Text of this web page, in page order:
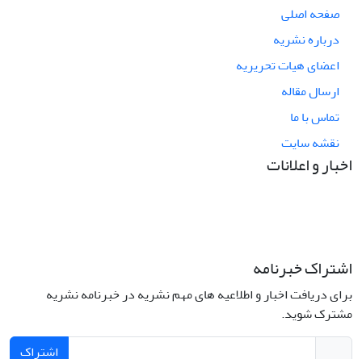
صفحه اصلی
درباره نشریه
اعضای هیات تحریریه
ارسال مقاله
تماس با ما
نقشه سایت
اخبار و اعلانات
اشتراک خبرنامه
برای دریافت اخبار و اطلاعیه های مهم نشریه در خبرنامه نشریه
مشترک شوید.
اشتراک